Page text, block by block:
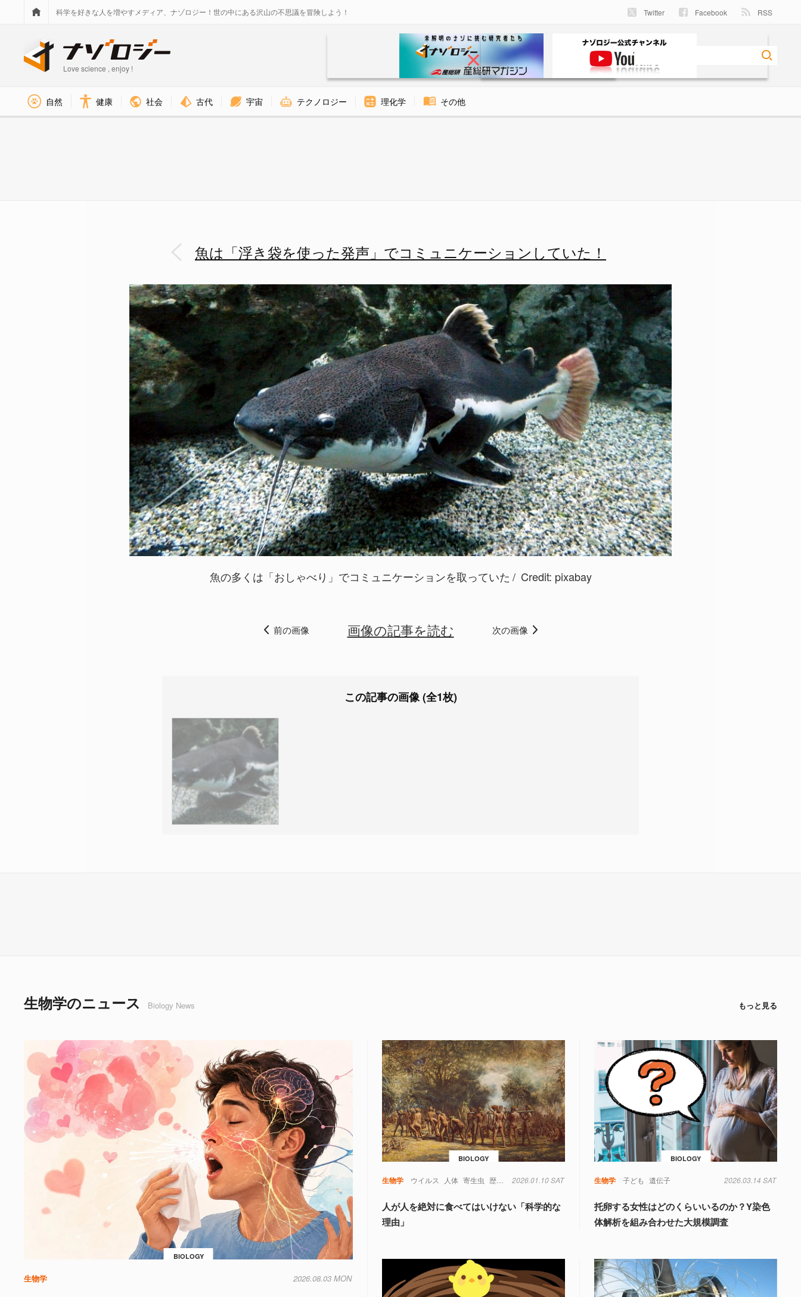
科学を好きな人を増やすメディア、ナゾロジー！世の中にある沢山の不思議を冒険しよう！ Twitter Facebook RSS
Love science , enjoy !
自然 健康 社会 古代 宇宙 テクノロジー 理化学 その他
魚は「浮き袋を使った発声」でコミュニケーションしていた！
魚の多くは「おしゃべり」でコミュニケーションを取っていた Credit: pixabay
前の画像 画像の記事を読む 次の画像
この記事の画像 (全1枚)
生物学のニュース Biology News もっと見る
BIOLOGY
生物学 2026.08.03 MON
BIOLOGY
生物学 ウイルス 人体 寄生虫 歴史 考古学
2026.01.10 SAT
人が人を絶対に食べてはいけない「科学的な
理由」
BIOLOGY
生物学 子ども 遺伝子 2026.03.14 SAT
托卵する女性はどのくらいいるのか？Y染色
体解析を組み合わせた大規模調査